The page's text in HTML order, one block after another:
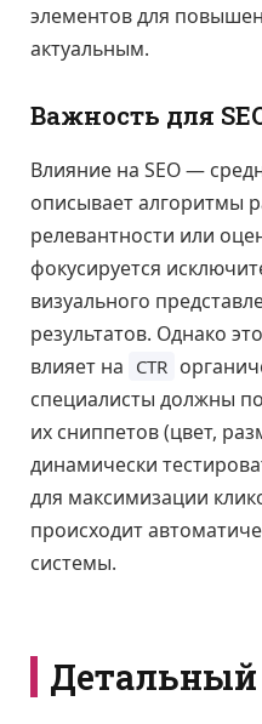
элементов для
актуальным.
Важность для
Влияние на SEO —
описывает алгоритмы
релевантности или
фокусируется
визуального
результатов. Однако
влияет на CTR
специалисты должны
их сниппетов (цвет,
динамически
для максимизации
происходит
системы.
Детальный